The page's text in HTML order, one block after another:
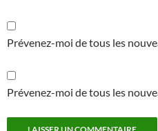
Prévenez-moi de tous les
Prévenez-moi de tous les